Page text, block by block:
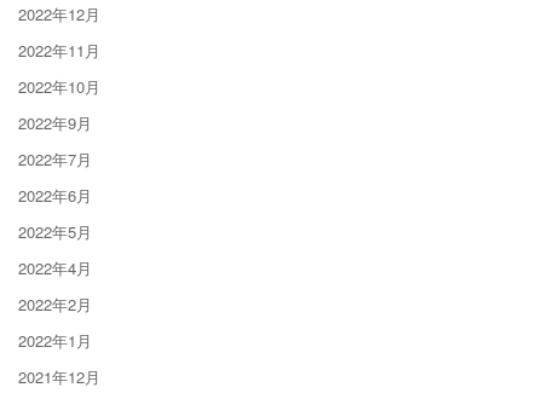
2022年12月
2022年11月
2022年10月
2022年9月
2022年7月
2022年6月
2022年5月
2022年4月
2022年2月
2022年1月
2021年12月